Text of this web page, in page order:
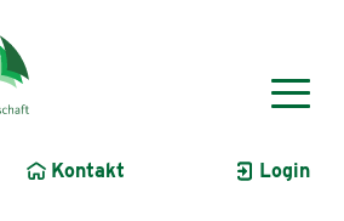
Kontakt Login